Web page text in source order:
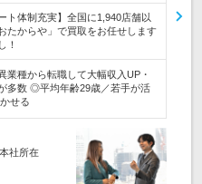
ト体制充実】全国に1,940店舗以
たからや」で買取をお任せします
！
業種から転職して大幅収入UP・
多数 ◎平均年齢29歳／若手が活
せる
社所在